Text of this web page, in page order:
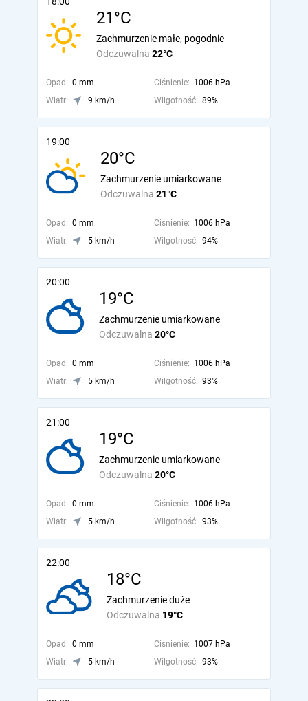
21°C
Odczuwalna 22°C
Zachmurzenie małe, pogodnie
Opad: 0 mm Ciśnienie: 1006 hPa
Wiatr:
9 km/h Wilgotność: 89%
19:00
20°C
Odczuwalna 21°C
Zachmurzenie umiarkowane
Opad: 0 mm Ciśnienie: 1006 hPa
Wiatr:
5 km/h Wilgotność: 94%
20:00
19°C
Odczuwalna 20°C
Zachmurzenie umiarkowane
Opad: 0 mm Ciśnienie: 1006 hPa
Wiatr:
5 km/h Wilgotność: 93%
21:00
19°C
Odczuwalna 20°C
Zachmurzenie umiarkowane
Opad: 0 mm Ciśnienie: 1006 hPa
Wiatr:
5 km/h Wilgotność: 93%
22:00
18°C
Odczuwalna 19°C
Zachmurzenie duże
Opad: 0 mm Ciśnienie: 1007 hPa
Wiatr:
5 km/h Wilgotność: 93%